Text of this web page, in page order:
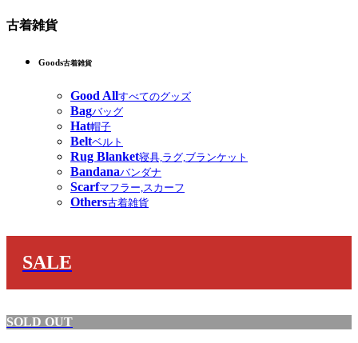
古着雑貨
Goods古着雑貨
Good Allすべてのグッズ
Bagバッグ
Hat帽子
Beltベルト
Rug Blanket寝具,ラグ,ブランケット
Bandanaバンダナ
Scarfマフラー,スカーフ
Others古着雑貨
SALE
SOLD OUT